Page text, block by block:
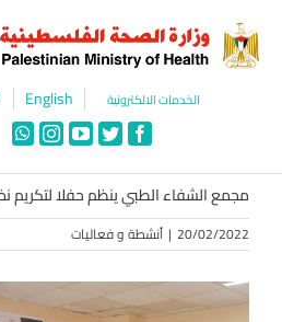
content
الخدمات الالكترونية English
Facebook
Twitter
YouTube
مجمع الشفاء الطبي ينظم حفلا لتكريم
20/02/2022
| أنشطة و فعاليات